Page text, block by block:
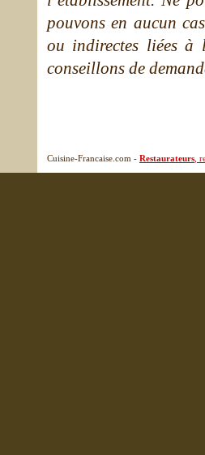
pouvons en aucun
ou indirectes liées à
conseillons de
Cuisine-Francaise.com - Restaurateurs ,